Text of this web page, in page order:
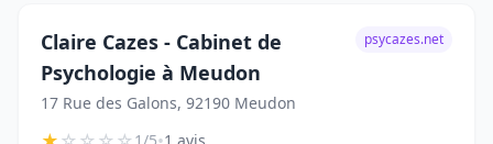
Claire Cazes - Cabinet de
Psychologie à Meudon
17 Rue des Galons, 92190 Meudon
psycazes.net